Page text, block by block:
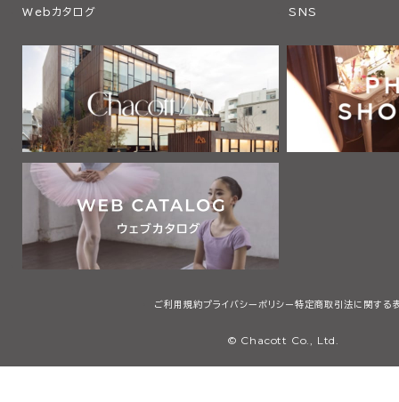
Webカタログ SNS
ご利用規約プライバシーポリシー 特定商取引法に関する
© Chacott Co., Ltd.